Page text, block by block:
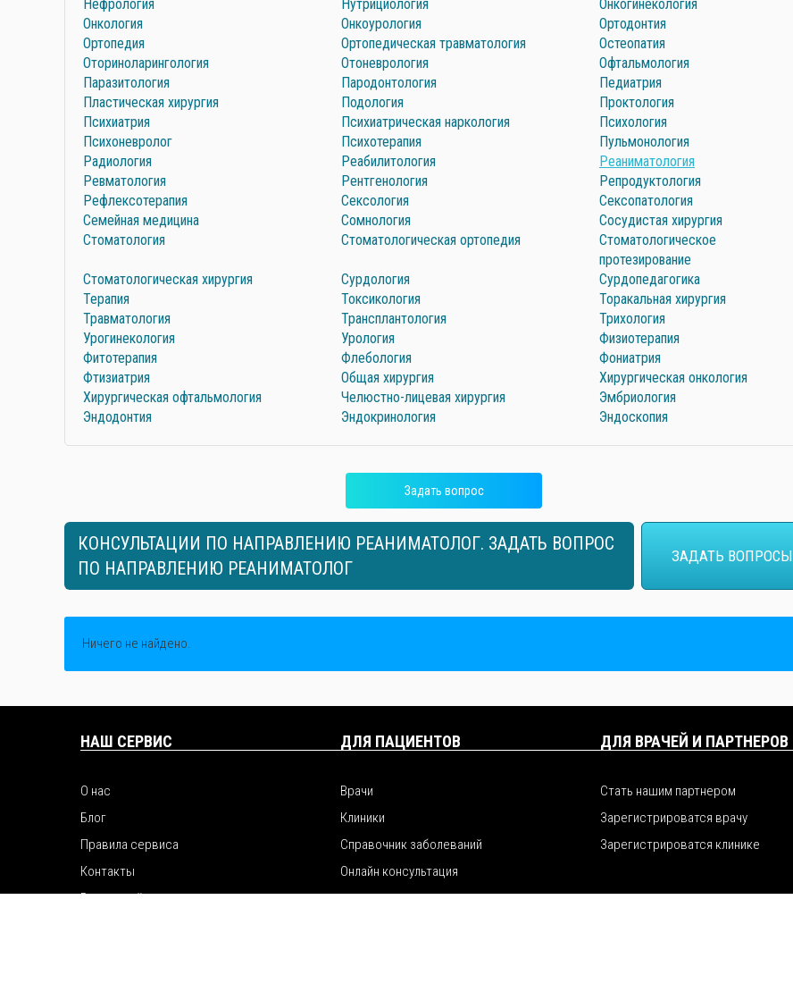
Нефрология
Нутрициология
Онкогинекология
Онкология
Онкоурология
Ортодонтия
Ортопедия
Ортопедическая травматология
Остеопатия
Оториноларингология
Отоневрология
Офтальмология
Паразитология
Пародонтология
Педиатрия
Пластическая хирургия
Подология
Проктология
Психиатрия
Психиатрическая наркология
Психология
Психоневролог
Психотерапия
Пульмонология
Радиология
Реабилитология
Реаниматология
Ревматология
Рентгенология
Репродуктология
Рефлексотерапия
Сексология
Сексопатология
Семейная медицина
Сомнология
Сосудистая хирургия
Стоматология
Стоматологическая ортопедия
Стоматологическое
протезирование
Стоматологическая хирургия
Сурдология
Сурдопедагогика
Терапия
Токсикология
Торакальная хирургия
Травматология
Трансплантология
Трихология
Урогинекология
Урология
Физиотерапия
Фитотерапия
Флебология
Фониатрия
Фтизиатрия
Общая хирургия
Хирургическая онкология
Хирургическая офтальмология
Челюстно-лицевая хирургия
Эмбриология
Эндодонтия
Эндокринология Эндоскопия
Задать вопрос
КОНСУЛЬТАЦИИ ПО НАПРАВЛЕНИЮ РЕАНИМАТОЛОГ. ЗАДАТЬ ВОПРОС
ПО НАПРАВЛЕНИЮ РЕАНИМАТОЛОГ
ЗАДАТЬ ВОПРОСЫ
Ничего не найдено.
НАШ СЕРВИС
О нас
Блог
Правила сервиса
Контакты
Рекламный отдел
ДЛЯ ПАЦИЕНТОВ
Врачи
Клиники
Справочник заболеваний
Онлайн консультация
ДЛЯ ВРАЧЕЙ И ПАРТНЕРОВ
Стать нашим партнером
Зарегистрироватся врачу
Зарегистрироватся клинике